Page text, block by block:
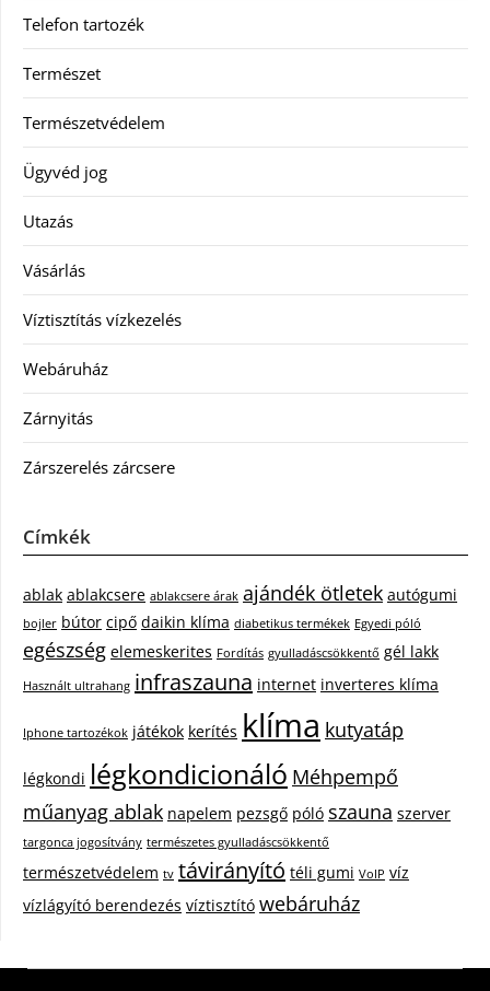
Telefon tartozék
Természet
Természetvédelem
Ügyvéd jog
Utazás
Vásárlás
Víztisztítás vízkezelés
Webáruház
Zárnyitás
Zárszerelés zárcsere
Címkék
ablak ablakcsere ablakcsere árak ajándék ötletek autógumi
bojler bútor cipő daikin klíma diabetikus termékek Egyedi póló
egészség elemeskerites Fordítás gyulladáscsökkentő gél lakk
Használt ultrahang infraszauna internet inverteres klíma
Iphone tartozékok játékok kerítés klíma kutyatáp
légkondi légkondicionáló Méhpempő
műanyag ablak napelem pezsgő póló szauna szerver
targonca jogosítvány természetes gyulladáscsökkentő
természetvédelem tv távirányító téli gumi VoIP víz
vízlágyító berendezés víztisztító webáruház